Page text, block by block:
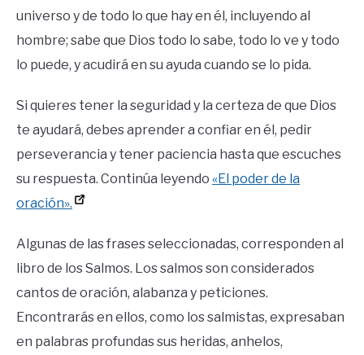
universo y de todo lo que hay en él, incluyendo al
hombre; sabe que Dios todo lo sabe, todo lo ve y todo
lo puede, y acudirá en su ayuda cuando se lo pida.
Si quieres tener la seguridad y la certeza de que Dios
te ayudará, debes aprender a confiar en él, pedir
perseverancia y tener paciencia hasta que escuches
su respuesta. Continúa leyendo «El poder de la
oración».
Algunas de las frases seleccionadas, corresponden al
libro de los Salmos. Los salmos son considerados
cantos de oración, alabanza y peticiones.
Encontrarás en ellos, como los salmistas, expresaban
en palabras profundas sus heridas, anhelos,